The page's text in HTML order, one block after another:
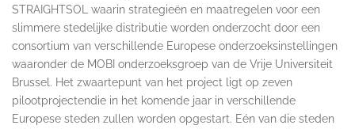
STRAIGHTSOL waarin strategieën en maatregelen voor een
slimmere stedelijke distributie worden onderzocht door een
consortium van verschillende Europese onderzoeksinstellingen
waaronder de MOBI onderzoeksgroep van de Vrije Universiteit
Brussel. Het zwaartepunt van het project ligt op zeven
pilootprojectendie in het komende jaar in verschillende
Europese steden zullen worden opgestart. Eén van die steden